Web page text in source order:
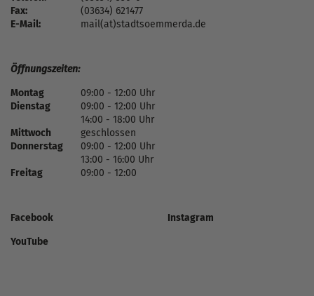
Fax:
(03634) 621477
E-Mail:
mail(at)stadtsoemmerda.de
Öffnungszeiten:
Montag
09:00 - 12:00 Uhr
Dienstag
09:00 - 12:00 Uhr
14:00 - 18:00 Uhr
Mittwoch
geschlossen
Donnerstag
09:00 - 12:00 Uhr
13:00 - 16:00 Uhr
Freitag
09:00 - 12:00
Facebook
Instagram
YouTube